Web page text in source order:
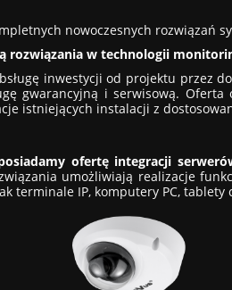
nowoczesnych rozwiązań
rozwiązania w technologii
inwestycji od projektu przez
gwarancyjną i serwisową.
istniejących instalacji z
ofertę integracji
umożliwiają realizacje
terminale IP, komputery PC, tablety